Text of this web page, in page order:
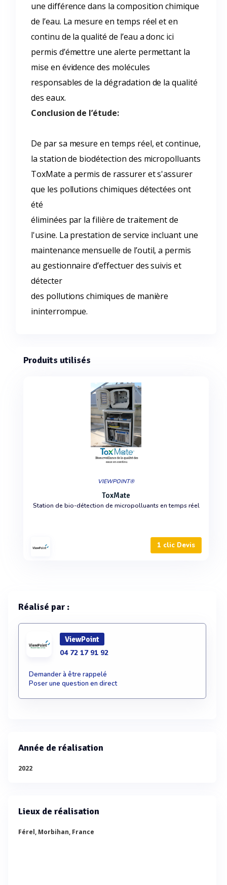
une différence dans la composition chimique
de l’eau. La mesure en temps réel et en
continu de la qualité de l’eau a donc ici
permis d’émettre une alerte permettant la
mise en évidence des molécules
responsables de la dégradation de la qualité
des eaux.
Conclusion de l’étude:
De par sa mesure en temps réel, et continue,
la station de biodétection des micropolluants
ToxMate a permis de rassurer et s'assurer
que les pollutions chimiques détectées ont
été
éliminées par la filière de traitement de
l'usine. La prestation de service incluant une
maintenance mensuelle de l’outil, a permis
au gestionnaire d’effectuer des suivis et
détecter
des pollutions chimiques de manière
ininterrompue.
Produits utilisés
VIEWPOINT®
ToxMate
Station de bio-détection de micropolluants en temps réel
1 clic Devis
Réalisé par :
ViewPoint
04 72 17 91 92
Demander à être rappelé
Poser une question en direct
Année de réalisation
2022
Lieux de réalisation
Férel, Morbihan, France